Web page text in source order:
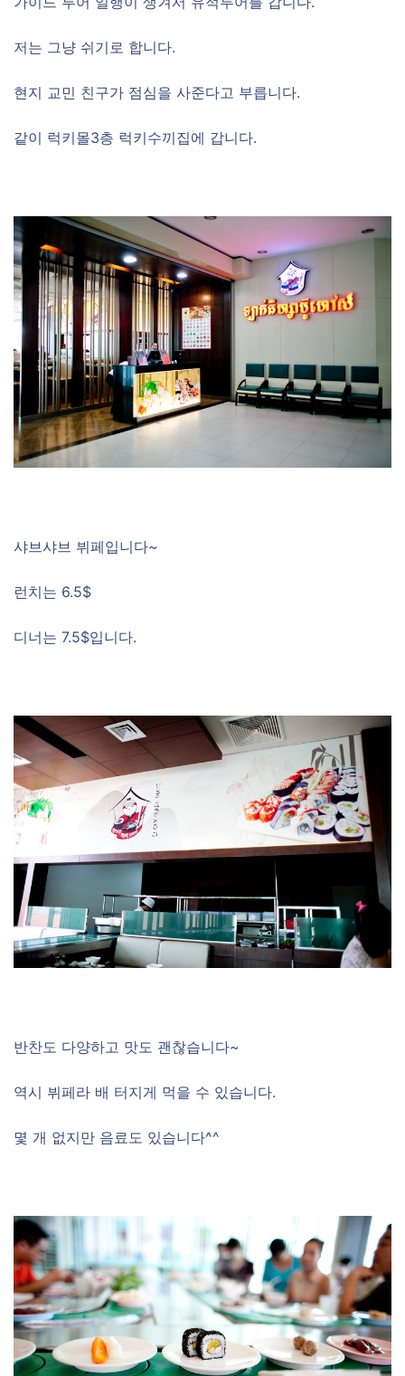
저는 그냥 쉬기로 합니다.
현지 교민 친구가 점심을 사준다고 부릅니다.
같이 럭키몰3층 럭키수끼집에 갑니다.
샤브샤브 뷔페입니다~
런치는 6.5$
디너는 7.5$입니다.
반찬도 다양하고 맛도 괜찮습니다~
역시 뷔페라 배 터지게 먹을 수 있습니다.
몇 개 없지만 음료도 있습니다^^